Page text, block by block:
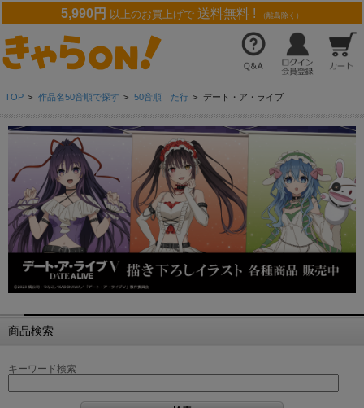
5,990円 以上のお買上げで 送料無料 ! （離島除く）
TOP > 作品名50音順で探す > 50音順 た行 > デート・ア・ライブ
商品検索
キーワード検索